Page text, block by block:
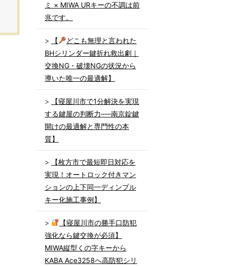
ミ × MIWA URキーの不調は前
兆です。
【
どこも無理と言われた
BHシリンダー鍵折れ救出劇｜
交換NG・破壊NGの状況から
導いた唯一の最適解】
【寝屋川市で1分解決を実現
する鍵屋の判断力──南京錠鍵
開けの最適解と専門性の本
質】
【枚方市で最短即日対応を
実現！オートロック付きマン
ションの上下同一ディンプル
キー化施工事例】
【寝屋川市の勝手口防犯
強化なら鍵交換が必須】
MIWA縦型くの字キーから
KABA Ace3258へ高防犯シリ